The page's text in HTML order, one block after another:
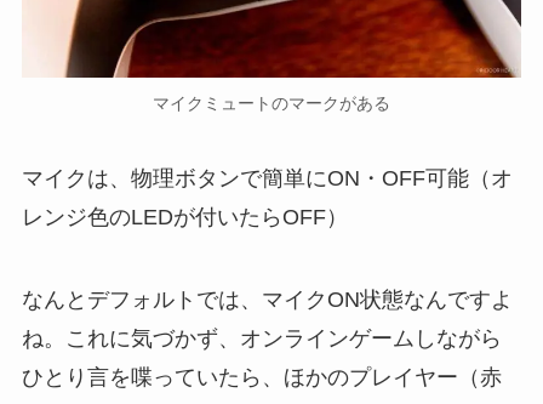
マイクミュートのマークがある
マイクは、物理ボタンで簡単にON・OFF可能（オ
レンジ色のLEDが付いたらOFF）
なんとデフォルトでは、マイクON状態なんですよ
ね。これに気づかず、オンラインゲームしながら
ひとり言を喋っていたら、ほかのプレイヤー（赤